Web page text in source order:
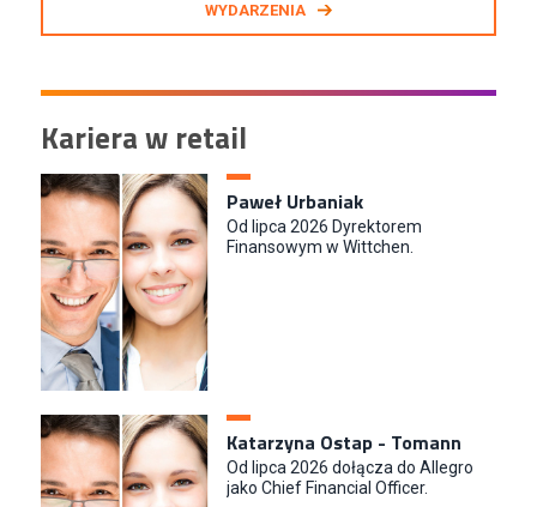
WYDARZENIA
Kariera w retail
Paweł Urbaniak
Od lipca 2026 Dyrektorem
Finansowym w Wittchen.
Katarzyna Ostap - Tomann
Od lipca 2026 dołącza do Allegro
jako Chief Financial Officer.